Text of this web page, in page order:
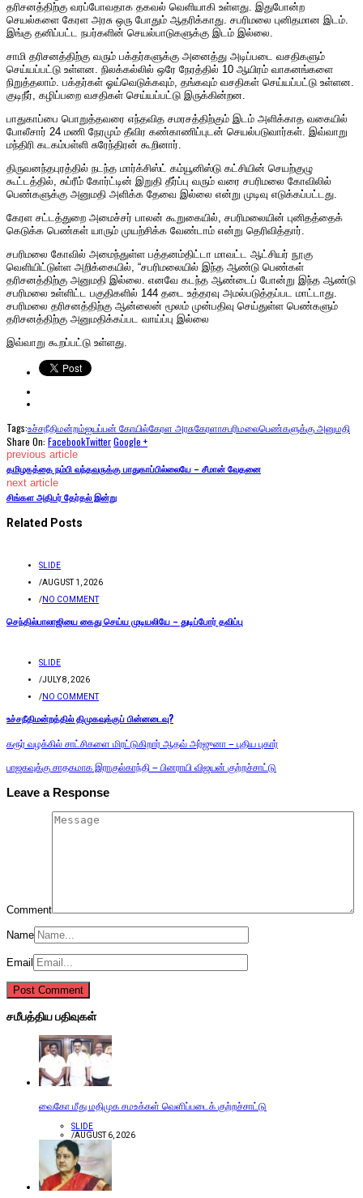
தரிசனத்திற்கு வரப்போவதாக தகவல் வெளியாகி உள்ளது. இதுபோன்ற
செயல்களை கேரள அரசு ஒரு போதும் ஆதரிக்காது. சபரிமலை புனிதமான இடம்.
இங்கு தனிப்பட்ட நபர்களின் செயல்பாடுகளுக்கு இடம் இல்லை.
சாமி தரிசனத்திற்கு வரும் பக்தர்களுக்கு அனைத்து அடிப்படை வசதிகளும்
செய்யப்பட்டு உள்ளன. நிலக்கல்லில் ஒரே நேரத்தில் 10 ஆயிரம் வாகனங்களை
நிறுத்தலாம். பக்தர்கள் ஓய்வெடுக்கவும், தங்கவும் வசதிகள் செய்யப்பட்டு உள்ளன.
குடிநீர், கழிப்பறை வசதிகள் செய்யப்பட்டு இருக்கின்றன.
பாதுகாப்பை பொறுத்தவரை எந்தவித சமரசத்திற்கும் இடம் அளிக்காத வகையில்
போலீசார் 24 மணி நேரமும் தீவிர கண்காணிப்புடன் செயல்படுவார்கள். இவ்வாறு
மந்திரி கடகம்பள்ளி சுரேந்திரன் கூறினார்.
திருவனந்தபுரத்தில் நடந்த மார்க்சிஸ்ட் கம்யூனிஸ்டு கட்சியின் செயற்குழு
கூட்டத்தில், சுப்ரீம் கோர்ட்டின் இறுதி தீர்ப்பு வரும் வரை சபரிமலை கோவிலில்
பெண்களுக்கு அனுமதி அளிக்க தேவை இல்லை என்று முடிவு எடுக்கப்பட்டது.
கேரள சட்டத்துறை அமைச்சர் பாலன் கூறுகையில், சபரிமலையின் புனிதத்தைக்
கெடுக்க பெண்கள் யாரும் முயற்சிக்க வேண்டாம் என்று தெரிவித்தார்.
சபரிமலை கோவில் அமைந்துள்ள பத்தனம்திட்டா மாவட்ட ஆட்சியர் நூகு
வெளியிட்டுள்ள அறிக்கையில், “சபரிமலையில் இந்த ஆண்டு பெண்கள்
தரிசனத்திற்கு அனுமதி இல்லை. எனவே கடந்த ஆண்டைப் போன்று இந்த ஆண்டு
சபரிமலை உள்ளிட்ட பகுதிகளில் 144 தடை உத்தரவு அமல்படுத்தப்பட மாட்டாது.
சபரிமலை தரிசனத்திற்கு ஆன்லைன் மூலம் முன்பதிவு செய்துள்ள பெண்களும்
தரிசனத்திற்கு அனுமதிக்கப்பட வாய்ப்பு இல்லை
இவ்வாறு கூறப்பட்டு உள்ளது.
Tags:உச்சநீதிமன்றம்ஐயப்பன் கோயில்கேரள அரசுகேரளாசபரிமலைபெண்களுக்கு அனுமதி
Share On: FacebookTwitterGoogle +
previous article
தமிழகத்தை நம்பி வந்தவருக்கு பாதுகாப்பில்லையே – சீமான் வேதனை
next article
சிங்கள அதிபர் தேர்தல் இன்று
Related Posts
SLIDE
/AUGUST 1, 2026
/NO COMMENT
செந்தில்பாலாஜியை கைது செய்ய முடியலியே – துடிப்போர் தவிப்பு
SLIDE
/JULY 8, 2026
/NO COMMENT
உச்சநீதிமன்றத்தில் திமுகவுக்குப் பின்னடைவு?
கரூர் வழக்கில் சாட்சிகளை மிரட்டுகிறார் ஆதவ் அர்ஜுனா – புதிய புகார்
பாஜகவுக்கு சாதகமாக இராகுல்காந்தி – பினராயி விஜயன் குற்றச்சாட்டு
Leave a Response
Comment
Name
Email
சமீபத்திய பதிவுகள்
வைகோ மீது மதிமுக சமஉக்கள் வெளிப்படைக் குற்றச்சாட்டு
SLIDE
/AUGUST 6, 2026